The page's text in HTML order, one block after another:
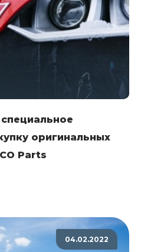
специальное
оригинальных
Parts
04.02.2022